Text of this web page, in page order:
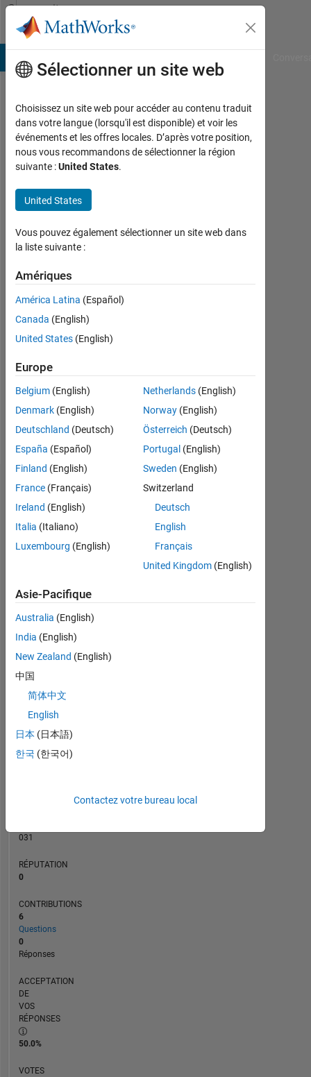
Passer au contenu
Community
Profile
Jack
Georege
Last
plus
de 5
y a
Actif
depuis
2021
0
Following:
0
Follow
Tableau de bord
Statistiques
MATLAB Answers
CONTRIBUTIONS L
0
4
031
RÉPUTATION
0
CONTRIBUTIONS
6
Questions
0
Réponses
ACCEPTATION
DE
VOS
RÉPONSES
50.0%
VOTES
Sélectionner un site web
Choisissez un site web pour accéder au contenu traduit
dans votre langue (lorsqu'il est disponible) et voir les
événements et les offres locales. D’après votre position,
nous vous recommandons de sélectionner la région
suivante :United States.
United States
Vous pouvez également sélectionner un site web dans
la liste suivante :
Amériques
América Latina (Español)
Canada (English)
United States (English)
Europe
Belgium (English)
Denmark (English)
Deutschland (Deutsch)
España (Español)
Finland (English)
France (Français)
Ireland (English)
Italia (Italiano)
Luxembourg (English)
Netherlands(English)
Norway(English)
Österreich (Deutsch)
Portugal (English)
Sweden (English)
Switzerland
Deutsch
English
Français
United Kingdom(English)
Asie-Pacifique
Australia (English)
India (English)
New Zealand (English)
中国
简体中文
English
日本 (日本語)
한국 (한국어)
Contactez votre bureau local